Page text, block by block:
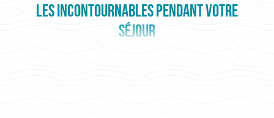
LES INCONTOURNABLES PENDANT VOTRE
SÉJOUR